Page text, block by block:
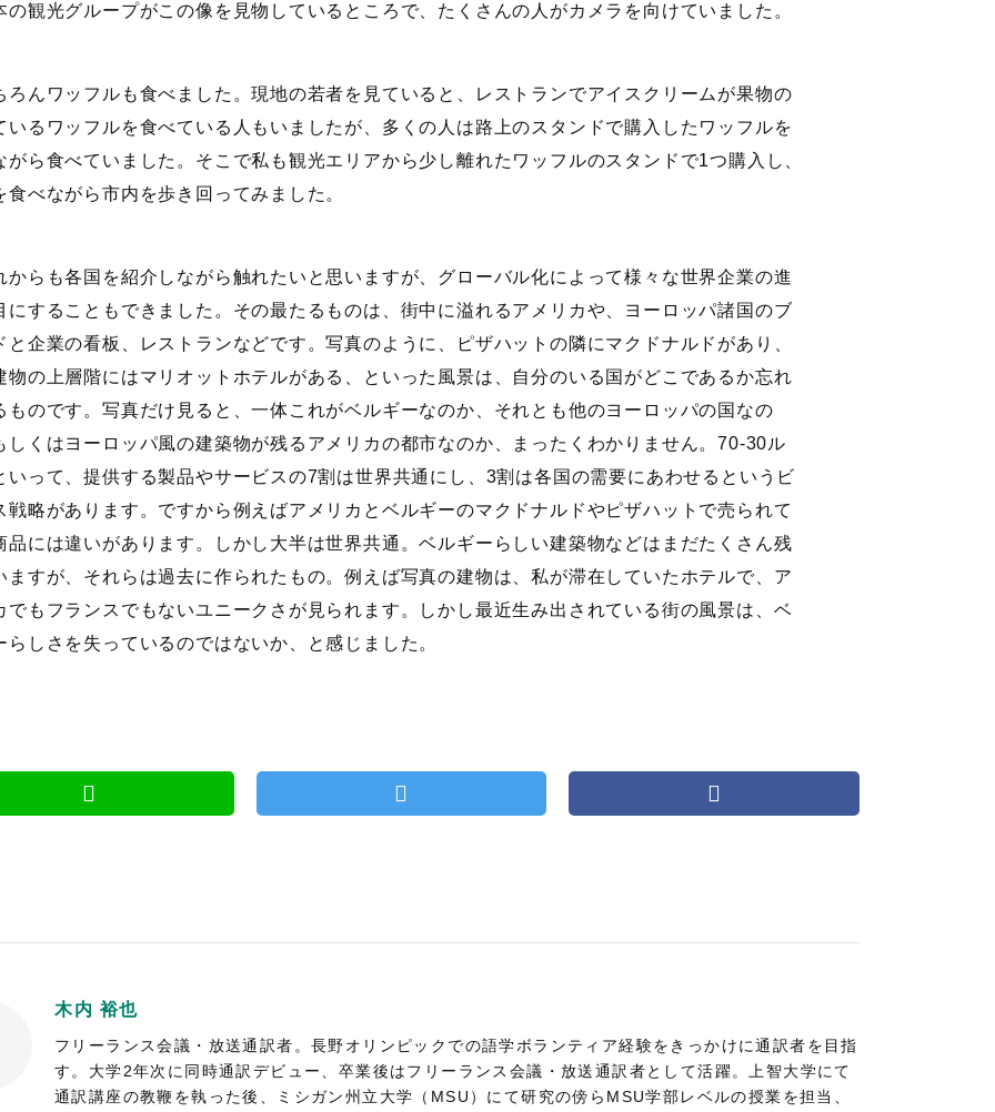
の観光グループがこの像を見物しているところで、たくさんの人がカメラを向けていました。
んワッフルも食べました。現地の若者を見ていると、レストランでアイスクリームが果物の
いるワッフルを食べている人もいましたが、多くの人は路上のスタンドで購入したワッフルを
がら食べていました。そこで私も観光エリアから少し離れたワッフルのスタンドで1つ購入し、
食べながら市内を歩き回ってみました。
らも各国を紹介しながら触れたいと思いますが、グローバル化によって様々な世界企業の進
にすることもできました。その最たるものは、街中に溢れるアメリカや、ヨーロッパ諸国のブ
と企業の看板、レストランなどです。写真のように、ピザハットの隣にマクドナルドがあり、
物の上層階にはマリオットホテルがある、といった風景は、自分のいる国がどこであるか忘れ
ものです。写真だけ見ると、一体これがベルギーなのか、それとも他のヨーロッパの国なの
しくはヨーロッパ風の建築物が残るアメリカの都市なのか、まったくわかりません。70‐30ル
いって、提供する製品やサービスの7割は世界共通にし、3割は各国の需要にあわせるというビ
戦略があります。ですから例えばアメリカとベルギーのマクドナルドやピザハットで売られて
品には違いがあります。しかし大半は世界共通。ベルギーらしい建築物などはまだたくさん残
ますが、それらは過去に作られたもの。例えば写真の建物は、私が滞在していたホテルで、ア
でもフランスでもないユニークさが見られます。しかし最近生み出されている街の風景は、ベ
らしさを失っているのではないか、と感じました。
木内 裕也
フリーランス会議・放送通訳者。長野オリンピックでの語学ボランティア経験をきっかけに通訳者を目指
す。大学2年次に同時通訳デビュー、卒業後はフリーランス会議・放送通訳者として活躍。上智大学にて
通訳講座の教鞭を執った後、ミシガン州立大学（MSU）にて研究の傍らMSU学部レベルの授業を担当、